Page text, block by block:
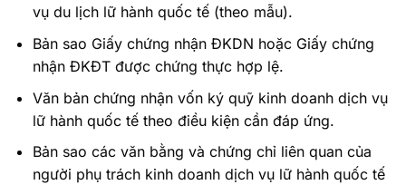
vụ du lịch lữ hành quốc tế (theo mẫu).
Bản sao Giấy chứng nhận ĐKDN hoặc Giấy chứng
nhận ĐKĐT được chứng thực hợp lệ.
Văn bản chứng nhận vốn ký quỹ kinh doanh dịch vụ
lữ hành quốc tế theo điều kiện cần đáp ứng.
Bản sao các văn bằng và chứng chỉ liên quan của
người phụ trách kinh doanh dịch vụ lữ hành quốc tế